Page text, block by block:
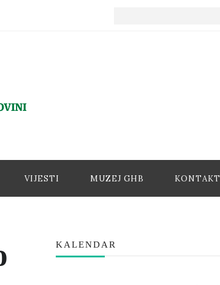
VIJESTI MUZEJ GHB KONTAKT
KALENDAR